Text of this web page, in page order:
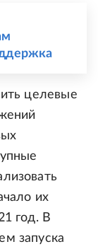
целевые
их
год. В
запуска